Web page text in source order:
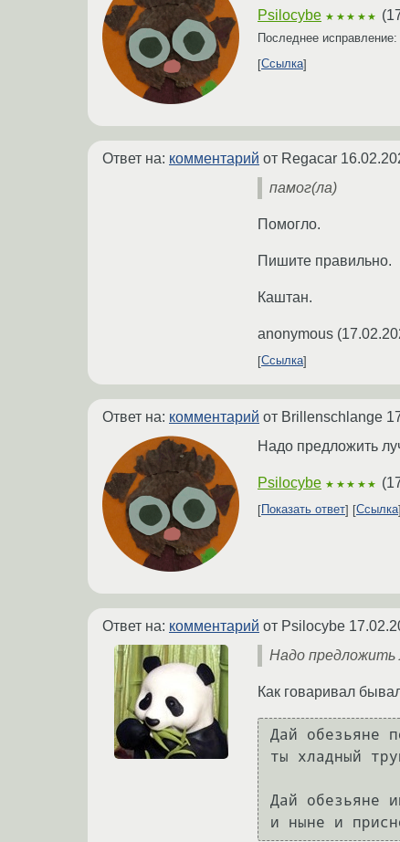
Psilocybe ★★★★★ (
Последнее
Ссылка
Ответ на: комментарий от Regacar
памог(ла)
Помогло.
Пишите правильно.
Каштан.
anonymous (
Ссылка
Ответ на: комментарий от Brillenschlange
Надо предложить
Psilocybe ★★★★★ (
Показать ответ Ссылка
Ответ на: комментарий от Psilocybe
Надо предложить
Как говаривал
Дай обезьяне
ты хладный
Дай обезьяне